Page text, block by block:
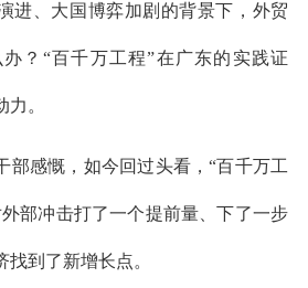
进、大国博弈加剧的背景下，外贸
？“百千万工程”在广东的实践证
。
部感慨，如今回过头看，“百千万工
部冲击打了一个提前量、下了一步
到了新增长点。